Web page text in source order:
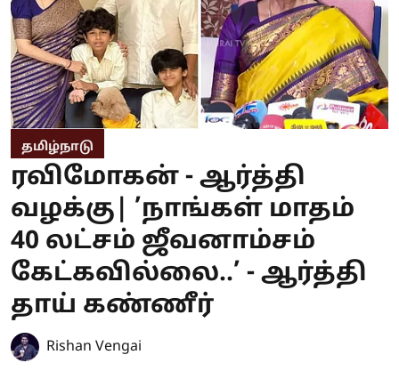
தமிழ்நாடு
ரவிமோகன் - ஆர்த்தி
வழக்கு| ’நாங்கள் மாதம்
40 லட்சம் ஜீவனாம்சம்
கேட்கவில்லை..’ - ஆர்த்தி
தாய் கண்ணீர்
Rishan Vengai